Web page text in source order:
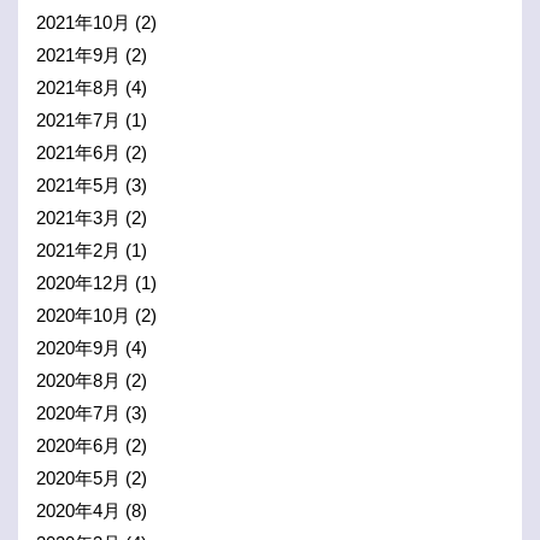
2021年10月 (2)
2021年9月 (2)
2021年8月 (4)
2021年7月 (1)
2021年6月 (2)
2021年5月 (3)
2021年3月 (2)
2021年2月 (1)
2020年12月 (1)
2020年10月 (2)
2020年9月 (4)
2020年8月 (2)
2020年7月 (3)
2020年6月 (2)
2020年5月 (2)
2020年4月 (8)